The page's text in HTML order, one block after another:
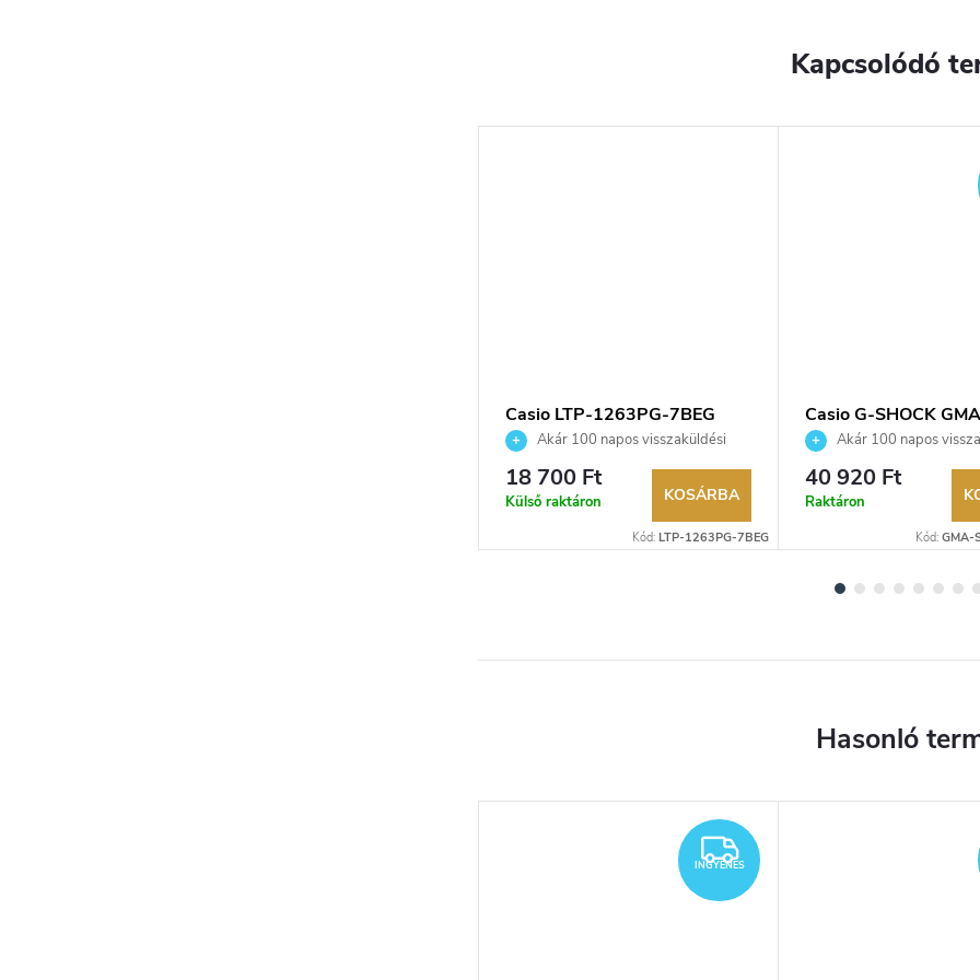
Kapcsolódó
Casio LTP-1263PG-7BEG
karóraAkár 100 napos visszaküldési
lehetőség. Hivatalos márkakereskedő.
18 700 Ft
Külső raktáron KOSÁRBA
Kód: LTP-1263PG-7BEG
Casio G-SHOCK
S2100MD-7AER
Akár 100 napos
lehetőség. Hivatalos
40 920 Ft
Raktáron
Kód: GMA-
INGYENES
INGYENES